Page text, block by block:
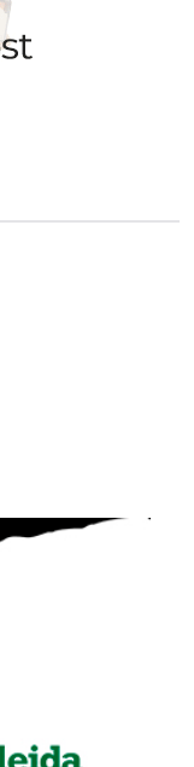
directament
i segueix